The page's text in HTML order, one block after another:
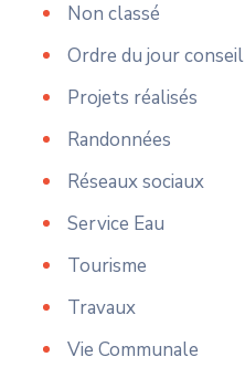
Non classé
Ordre du jour conseil
Projets réalisés
Randonnées
Réseaux sociaux
Service Eau
Tourisme
Travaux
Vie Communale